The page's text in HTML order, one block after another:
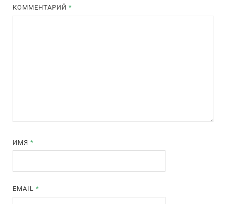
КОММЕНТАРИЙ*
ИМЯ*
EMAIL*